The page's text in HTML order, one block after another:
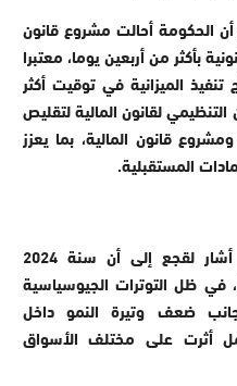
الحكومة أحالت مشروع قانون
بأكثر من أربعين يوما، معتبرا
الميزانية في توقيت أكثر
لقانون المالية لتقليص
قانون المالية، بما يعزز
المستقبلية.
وعلى مستوى الأداء الاقتصادي، أشار لقجع إلى أن سنة 2024
في ظل التوترات الجيوسياسية
جانب ضعف وتيرة النمو داخل
أثرت على مختلف الأسواق